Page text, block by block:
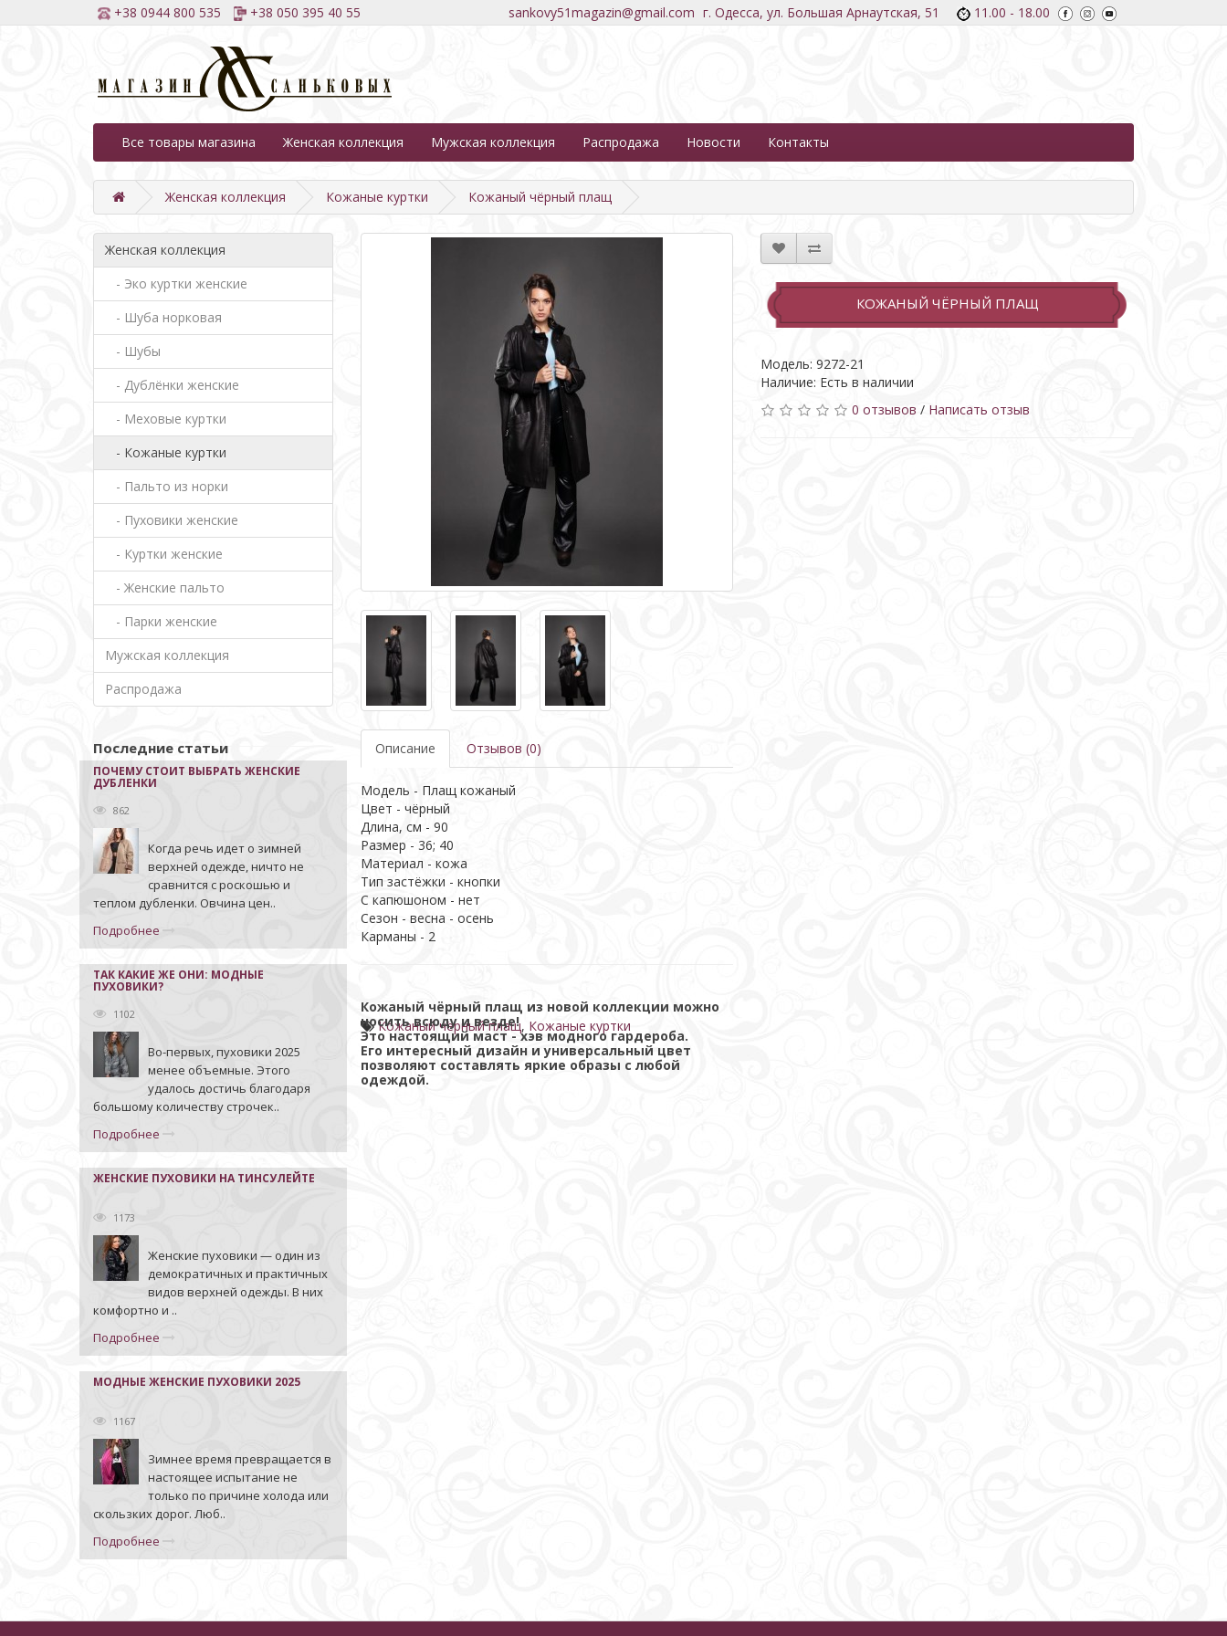
+38 0944 800 535 +38 050 395 40 55 sankovy51magazin@gmail.com г. Одесса, ул. Большая Арнаутская, 51 11.00 - 18.00
Все товары магазина Женская коллекция Мужская коллекция Распродажа Новости Контакты
Женская коллекция Кожаные куртки Кожаный чёрный плащ
Женская коллекция
- Эко куртки женские
- Шуба норковая
- Шубы
- Дублёнки женские
- Меховые куртки
- Кожаные куртки
- Пальто из норки
- Пуховики женские
- Куртки женские
- Женские пальто
- Парки женские
Мужская коллекция
Распродажа
Последние статьи
ПОЧЕМУ СТОИТ ВЫБРАТЬ ЖЕНСКИЕ
ДУБЛЕНКИ
862
Когда речь идет о зимней
верхней одежде, ничто не
сравнится с роскошью и
теплом дубленки. Овчина цен..
Подробнее
ТАК КАКИЕ ЖЕ ОНИ: МОДНЫЕ
ПУХОВИКИ?
1102
Во-первых, пуховики 2025
менее объемные. Этого
удалось достичь благодаря
большому количеству строчек..
Подробнее
ЖЕНСКИЕ ПУХОВИКИ НА ТИНСУЛЕЙТЕ
1173
Женские пуховики — один из
демократичных и практичных
видов верхней одежды. В них
комфортно и ..
Подробнее
МОДНЫЕ ЖЕНСКИЕ ПУХОВИКИ 2025
1167
Зимнее время превращается в
настоящее испытание не
только по причине холода или
скользких дорог. Люб..
Подробнее
Описание Отзывов (0)
Модель - Плащ кожаный
Цвет - чёрный
Длина, см - 90
Размер - 36; 40
Материал - кожа
Тип застёжки - кнопки
С капюшоном - нет
Сезон - весна - осень
Карманы - 2
Кожаный чёрный плащ из новой коллекции можно
носить всюду и везде!
Это настоящий маст - хэв модного гардероба.
Его интересный дизайн и универсальный цвет
позволяют составлять яркие образы с любой
одеждой.
КОЖАНЫЙ ЧЁРНЫЙ ПЛАЩ
Модель: 9272-21
Наличие: Есть в наличии
0 отзывов / Написать отзыв
Кожаный чёрный плащ, Кожаные куртки